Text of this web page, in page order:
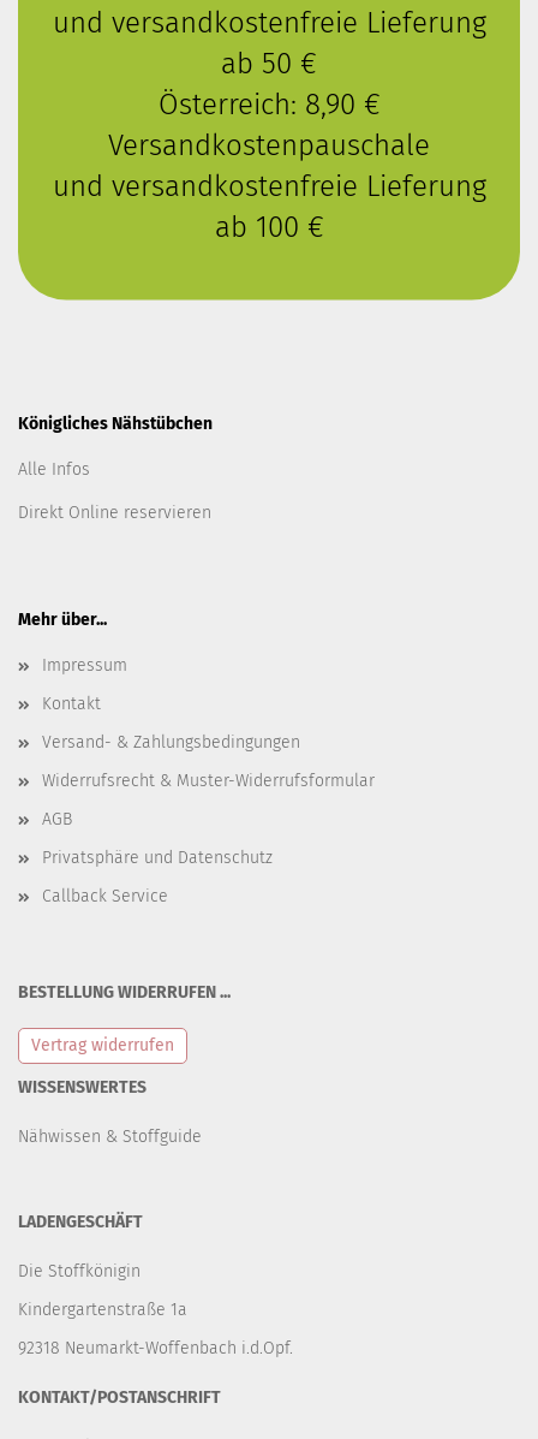
und versandkostenfreie Lieferung
ab 50 €
Österreich: 8,90 €
Versandkostenpauschale
und versandkostenfreie Lieferung
ab 100 €
Königliches Nähstübchen
Alle Infos
Direkt Online reservieren
Mehr über...
Impressum
Kontakt
Versand- & Zahlungsbedingungen
Widerrufsrecht & Muster-Widerrufsformular
AGB
Privatsphäre und Datenschutz
Callback Service
BESTELLUNG WIDERRUFEN ...
Vertrag widerrufen
WISSENSWERTES
Nähwissen & Stoffguide
LADENGESCHÄFT
Die Stoffkönigin
Kindergartenstraße 1a
92318 Neumarkt-Woffenbach i.d.Opf.
KONTAKT/POSTANSCHRIFT